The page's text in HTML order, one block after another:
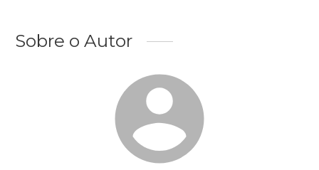
Sobre o Autor